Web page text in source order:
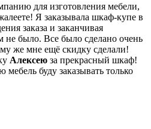
для изготовления мебели,
Я заказывала шкаф-купе в
заказа и заканчивая
было. Все было сделано очень
же мне ещё скидку сделали!
Алексею за прекрасный шкаф!
буду заказывать только